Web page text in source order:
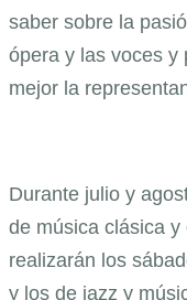
saber sobre la
ópera y las voces y
mejor la
Durante julio y
de música clásica y
realizarán los
y los de jazz y